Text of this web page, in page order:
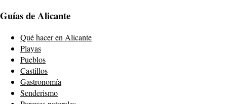
Guías de Alicante
Qué hacer en Alicante
Playas
Pueblos
Castillos
Gastronomía
Senderismo